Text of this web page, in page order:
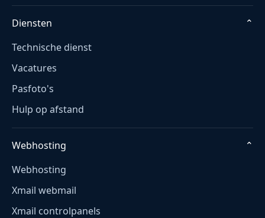
Diensten
⌄
Technische dienst
Vacatures
Pasfoto's
Hulp op afstand
Webhosting
⌄
Webhosting
Xmail webmail
Xmail controlpanels